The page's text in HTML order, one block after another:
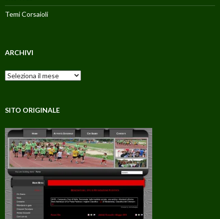
Temi Corsaioli
ARCHIVI
Archivi
SITO ORIGINALE